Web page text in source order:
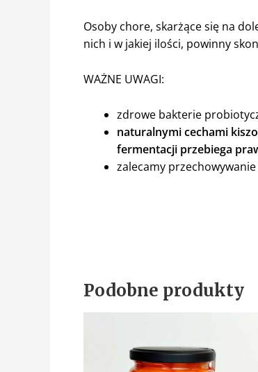
Osoby chore, skarżące się na
nich i w jakiej ilości, powinny
WAŻNE UWAGI:
zdrowe bakterie
naturalnymi cechami
fermentacji przebiega
zalecamy
Podobne produkty